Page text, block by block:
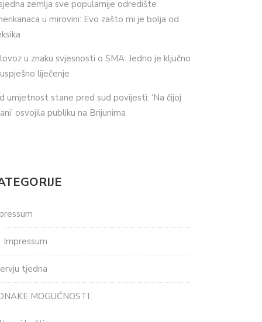
zemlja sve popularnije odredište
u mirovini: Evo zašto mi je bolja od
u znaku svjesnosti o SMA: Jedno je ključno
liječenje
umjetnost stane pred sud povijesti: ‘Na čijoj
osvojila publiku na Brijunima
Impressum
tjedna
MOGUĆNOSTI